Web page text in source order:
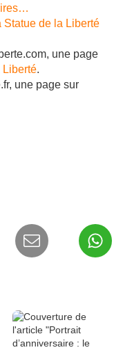
Statue de la Liberté
une page
Liberté.
une page sur